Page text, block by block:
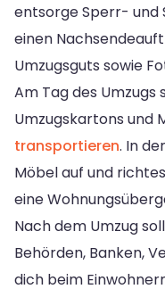
entsorge Sperr- und
einen
Umzugsguts sowie
Am Tag des Umzugs
Umzugskartons und
transportieren. In
Möbel auf und
eine
Nach dem Umzug
Behörden, Banken,
dich beim